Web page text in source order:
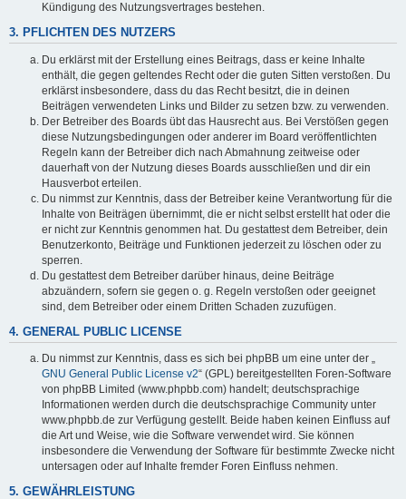
Kündigung des Nutzungsvertrages bestehen.
3. PFLICHTEN DES NUTZERS
Du erklärst mit der Erstellung eines Beitrags, dass er keine Inhalte
enthält, die gegen geltendes Recht oder die guten Sitten verstoßen. Du
erklärst insbesondere, dass du das Recht besitzt, die in deinen
Beiträgen verwendeten Links und Bilder zu setzen bzw. zu verwenden.
Der Betreiber des Boards übt das Hausrecht aus. Bei Verstößen gegen
diese Nutzungsbedingungen oder anderer im Board veröffentlichten
Regeln kann der Betreiber dich nach Abmahnung zeitweise oder
dauerhaft von der Nutzung dieses Boards ausschließen und dir ein
Hausverbot erteilen.
Du nimmst zur Kenntnis, dass der Betreiber keine Verantwortung für die
Inhalte von Beiträgen übernimmt, die er nicht selbst erstellt hat oder die
er nicht zur Kenntnis genommen hat. Du gestattest dem Betreiber, dein
Benutzerkonto, Beiträge und Funktionen jederzeit zu löschen oder zu
sperren.
Du gestattest dem Betreiber darüber hinaus, deine Beiträge
abzuändern, sofern sie gegen o. g. Regeln verstoßen oder geeignet
sind, dem Betreiber oder einem Dritten Schaden zuzufügen.
4. GENERAL PUBLIC LICENSE
Du nimmst zur Kenntnis, dass es sich bei phpBB um eine unter der „
GNU General Public License v2“ (GPL) bereitgestellten Foren-Software
von phpBB Limited (www.phpbb.com) handelt; deutschsprachige
Informationen werden durch die deutschsprachige Community unter
www.phpbb.de zur Verfügung gestellt. Beide haben keinen Einfluss auf
die Art und Weise, wie die Software verwendet wird. Sie können
insbesondere die Verwendung der Software für bestimmte Zwecke nicht
untersagen oder auf Inhalte fremder Foren Einfluss nehmen.
5. GEWÄHRLEISTUNG